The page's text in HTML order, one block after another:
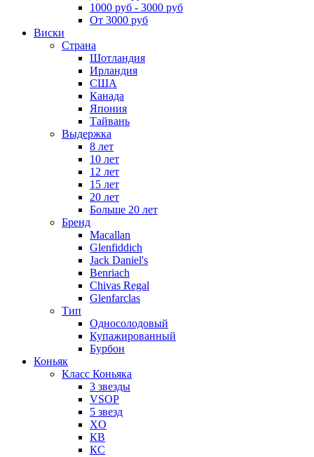
1000 руб - 3000 руб
От 3000 руб
Виски
Страна
Шотландия
Ирландия
США
Канада
Япония
Тайвань
Выдержка
8 лет
10 лет
12 лет
15 лет
20 лет
Больше 20 лет
Бренд
Macallan
Glenfiddich
Jack Daniel's
Benriach
Chivas Regal
Glenfarclas
Тип
Односолодовый
Купажированный
Бурбон
Коньяк
Класс Коньяка
3 звезды
VSOP
5 звезд
XO
КВ
КС